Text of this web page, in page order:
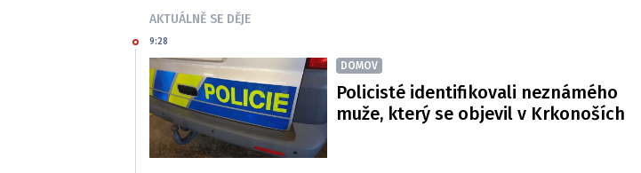
AKTUÁLNĚ SE DĚJE
9:28
DOMOV
Policisté identifikovali neznámého
muže, který se objevil v Krkonoších